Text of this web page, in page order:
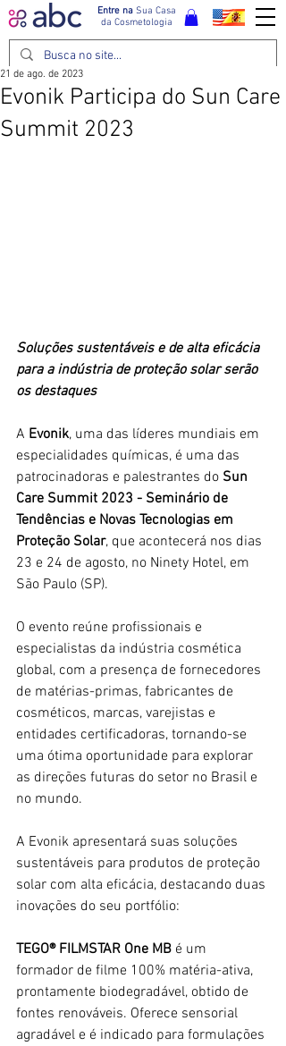
Entre naSua Casa
da Cosmetologia
Evonik Participa do Sun Care
Summit 2023
21 de ago. de 2023
Soluções sustentáveis e de alta eficácia
para a indústria de proteção solar serão
os destaques
A Evonik, uma das líderes mundiais em
especialidades químicas, é uma das
patrocinadoras e palestrantes do Sun
Care Summit 2023 - Seminário de
Tendências e Novas Tecnologias em
Proteção Solar, que acontecerá nos dias
23 e 24 de agosto, no Ninety Hotel, em
São Paulo (SP).
O evento reúne profissionais e
especialistas da indústria cosmética
global, com a presença de fornecedores
de matérias-primas, fabricantes de
cosméticos, marcas, varejistas e
entidades certificadoras, tornando-se
uma ótima oportunidade para explorar
as direções futuras do setor no Brasil e
no mundo.
A Evonik apresentará suas soluções
sustentáveis para produtos de proteção
solar com alta eficácia, destacando duas
inovações do seu portfólio:
TEGO® FILMSTAR One MB é um
formador de filme 100% matéria-ativa,
prontamente biodegradável, obtido de
fontes renováveis. Oferece sensorial
agradável e é indicado para formulações